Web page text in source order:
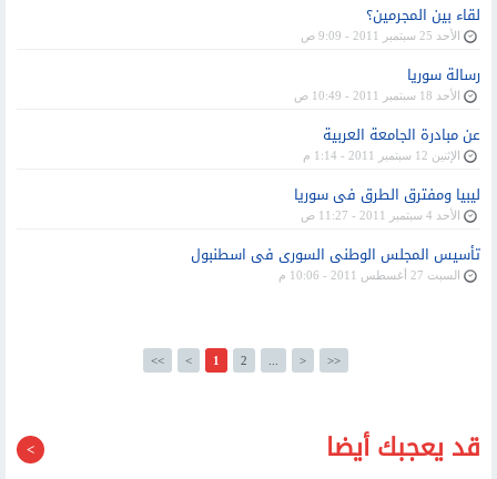
لقاء بين المجرمين؟
الأحد 25 سبتمبر 2011 - 9:09 ص
رسالة سوريا
الأحد 18 سبتمبر 2011 - 10:49 ص
عن مبادرة الجامعة العربية
الإثنين 12 سبتمبر 2011 - 1:14 م
ليبيا ومفترق الطرق فى سوريا
الأحد 4 سبتمبر 2011 - 11:27 ص
تأسيس المجلس الوطنى السورى فى اسطنبول
السبت 27 أغسطس 2011 - 10:06 م
<< < 1 2 > >>
قد يعجبك أيضا